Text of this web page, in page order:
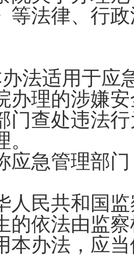
等法律、行
法适用于应
办理的涉嫌
门查处违法
应急管理部
人民共和国
的依法由监
本办法，应